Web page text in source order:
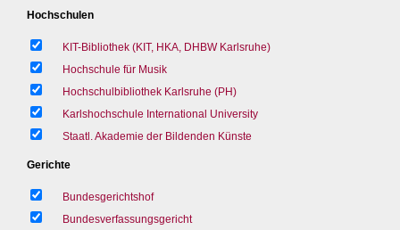
Hochschulen
KIT-Bibliothek (KIT, HKA, DHBW Karlsruhe)
Hochschule für Musik
Hochschulbibliothek Karlsruhe (PH)
Karlshochschule International University
Staatl. Akademie der Bildenden Künste
Gerichte
Bundesgerichtshof
Bundesverfassungsgericht